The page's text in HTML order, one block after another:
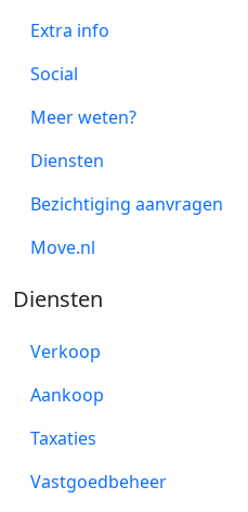
Extra info
Social
Meer weten?
Diensten
Bezichtiging aanvragen
Move.nl
Diensten
Verkoop
Aankoop
Taxaties
Vastgoedbeheer